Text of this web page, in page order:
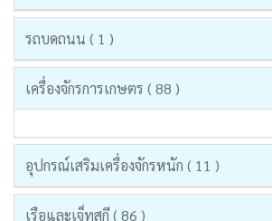
รถบดถนน ( 1 )
เครื่องจักรการเกษตร ( 88 )
อุปกรณ์เสริมเครื่องจักรหนัก ( 11 )
เรือและเจ็ทสกี ( 86 )